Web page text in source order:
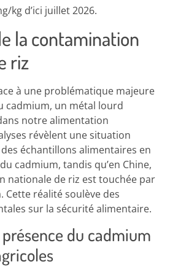
kg d’ici juillet 2026.
la contamination
riz
à une problématique majeure
cadmium, un métal lourd
notre alimentation
révèlent une situation
échantillons alimentaires en
cadmium, tandis qu’en Chine,
nationale de riz est touchée par
réalité soulève des
sur la sécurité alimentaire.
présence du cadmium